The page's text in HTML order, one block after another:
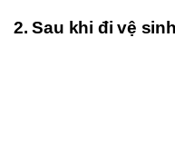
2. Sau khi đi vệ